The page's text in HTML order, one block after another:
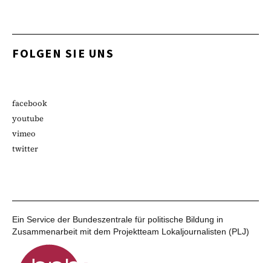
FOLGEN SIE UNS
facebook
youtube
vimeo
twitter
Ein Service der Bundeszentrale für politische Bildung in
Zusammenarbeit mit dem Projektteam Lokaljournalisten (PLJ)